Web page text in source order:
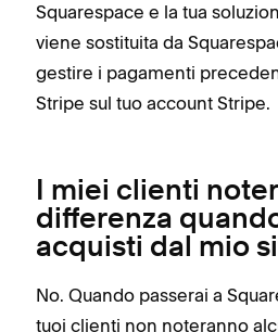
Squarespace e la tua
viene sostituita da
gestire i pagamenti
Stripe sul tuo account Stripe.
I miei clienti
differenza
acquisti dal mio
No. Quando passerai a
tuoi clienti non noteranno